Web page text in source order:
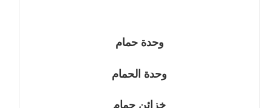
وحدة حمام
وحدة الحمام
خزائن حمام